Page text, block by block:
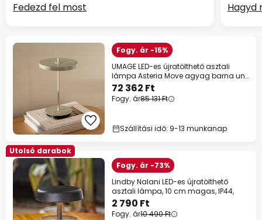
Fedezd fel most
Hagyd
Fogy. ár -15%
UMAGE LED-es újratölthető asztali
lámpa Asteria Move agyag barna uni,
31cm
72 362 Ft
Fogy. ár85 131 Ft
Szállítási idő: 9-13 munkanap
Utolsó darabok
Fogy. ár -73%
Lindby Nalani LED-es újratölthető
asztali lámpa, 10 cm magas, IP44,
2 790 Ft
Fogy. ár10 490 Ft